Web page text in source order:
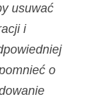
usuwać
i
o